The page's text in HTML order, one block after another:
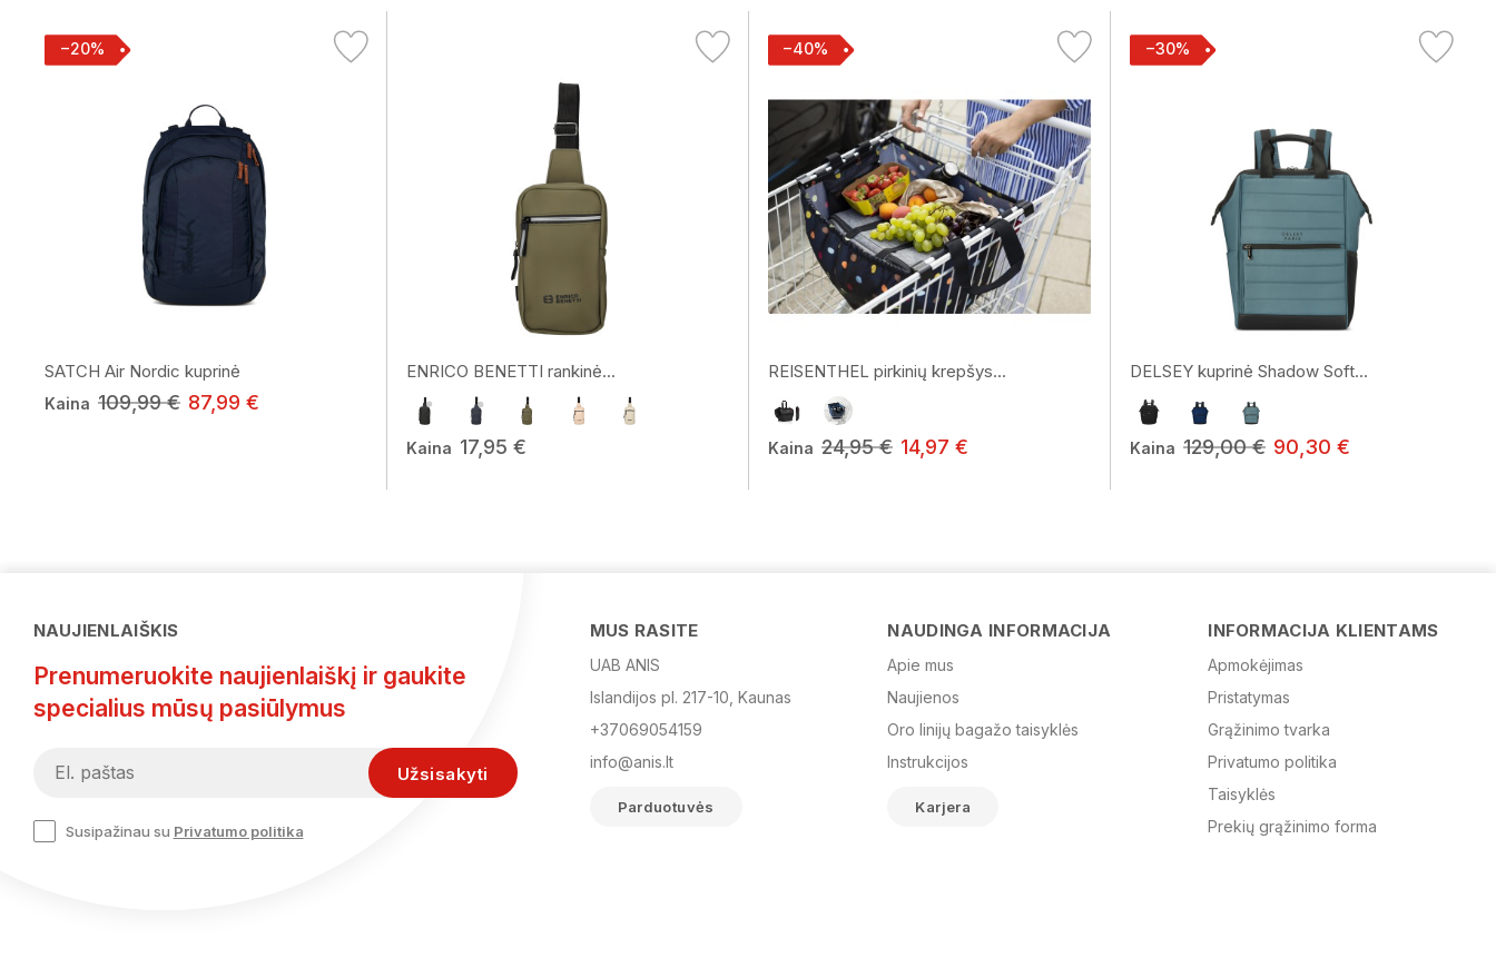
−20%
SATCH Air Nordic kuprinė
Kaina 109,99 € 87,99 €
ENRICO BENETTI rankinė...
Kaina 17,95 €
−40%
REISENTHEL pirkinių krepšys...
Kaina 24,95 € 14,97 €
−30%
DELSEY kuprinė Shadow Soft...
Kaina 129,00 € 90,30 €
NAUJIENLAIŠKIS
Prenumeruokite naujienlaiškį ir gaukite
specialius mūsų pasiūlymus
Susipažinau su Privatumo politika
MUS RASITE
UAB ANIS
Islandijos pl. 217-10, Kaunas
+37069054159
info@anis.lt
Parduotuvės
NAUDINGA INFORMACIJA
Apie mus
Naujienos
Oro linijų bagažo taisyklės
Instrukcijos
Karjera
INFORMACIJA KLIENTAMS
Apmokėjimas
Pristatymas
Grąžinimo tvarka
Privatumo politika
Taisyklės
Prekių grąžinimo forma